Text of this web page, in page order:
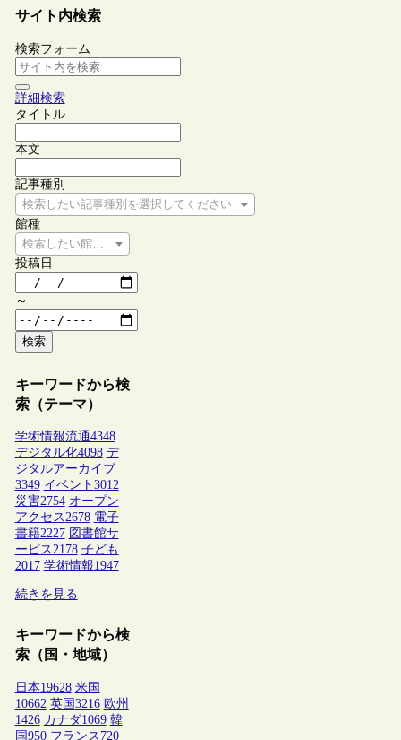
サイト内検索
検索フォーム
詳細検索
タイトル
本文
記事種別
検索したい記事種別を選択してください
館種
検索したい館種を選択してください
投稿日
～
検索
キーワードから検
索（テーマ）
学術情報流通4348
デジタル化4098 デ
ジタルアーカイブ
3349 イベント 3012
災害2754 オープン
アクセス2678 電子
書籍2227 図書館サ
ービス2178 子ども
2017 学術情報1947
続きを見る
キーワードから検
索（国・地域）
日本19628 米国
10662 英国 3216 欧州
1426 カナダ1069 韓
国 950 フランス 720